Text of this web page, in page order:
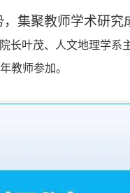
集聚教师学术研究
长叶茂、人文地理学系
教师参加。